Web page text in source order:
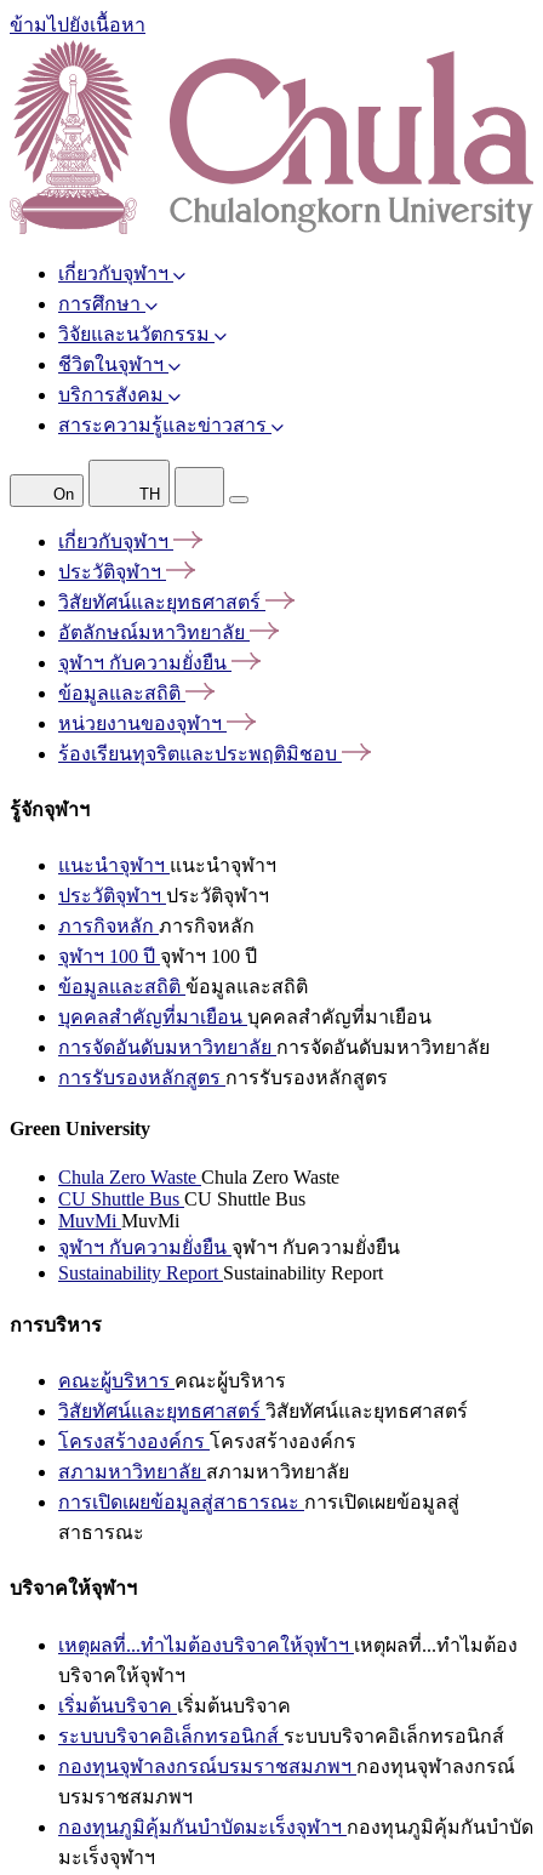
ข้ามไปยังเนื้อหา
เกี่ยวกับจุฬาฯ
การศึกษา
วิจัยและนวัตกรรม
ชีวิตในจุฬาฯ
บริการสังคม
สาระความรู้และข่าวสาร
On TH
เกี่ยวกับจุฬาฯ
ประวัติจุฬาฯ
วิสัยทัศน์และยุทธศาสตร์
อัตลักษณ์มหาวิทยาลัย
จุฬาฯ กับความยั่งยืน
ข้อมูลและสถิติ
หน่วยงานของจุฬาฯ
ร้องเรียนทุจริตและประพฤติมิชอบ
รู้จักจุฬาฯ
แนะนำจุฬาฯ แนะนำจุฬาฯ
ประวัติจุฬาฯ ประวัติจุฬาฯ
ภารกิจหลัก ภารกิจหลัก
จุฬาฯ 100 ปี จุฬาฯ 100 ปี
ข้อมูลและสถิติ ข้อมูลและสถิติ
บุคคลสำคัญที่มาเยือน บุคคลสำคัญที่มาเยือน
การจัดอันดับมหาวิทยาลัย การจัดอันดับมหาวิทยาลัย
การรับรองหลักสูตร การรับรองหลักสูตร
Green University
Chula Zero Waste Chula Zero Waste
CU Shuttle Bus CU Shuttle Bus
MuvMi MuvMi
จุฬาฯ กับความยั่งยืน จุฬาฯ กับความยั่งยืน
Sustainability Report Sustainability Report
การบริหาร
คณะผู้บริหาร คณะผู้บริหาร
วิสัยทัศน์และยุทธศาสตร์ วิสัยทัศน์และยุทธศาสตร์
โครงสร้างองค์กร โครงสร้างองค์กร
สภามหาวิทยาลัย สภามหาวิทยาลัย
การเปิดเผยข้อมูลสู่สาธารณะ การเปิดเผยข้อมูลสู่
สาธารณะ
บริจาคให้จุฬาฯ
เหตุผลที่...ทำไมต้องบริจาคให้จุฬาฯ เหตุผลที่...ทำไมต้อง
บริจาคให้จุฬาฯ
เริ่มต้นบริจาค เริ่มต้นบริจาค
ระบบบริจาคอิเล็กทรอนิกส์ ระบบบริจาคอิเล็กทรอนิกส์
กองทุนจุฬาลงกรณ์บรมราชสมภพฯ กองทุนจุฬาลงกรณ์
บรมราชสมภพฯ
กองทุนภูมิคุ้มกันบำบัดมะเร็งจุฬาฯ กองทุนภูมิคุ้มกันบำบัด
มะเร็งจุฬาฯ